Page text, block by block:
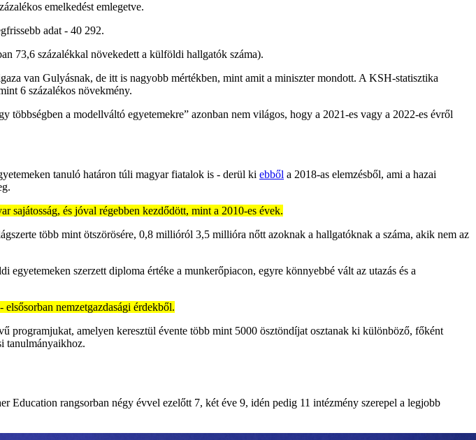
emelkedést emlegetve.
adat - 40 292.
73,6 százalékkal növekedett a külföldi hallgatók száma).
van Gulyásnak, de itt is nagyobb mértékben, mint amit a miniszter mondott. A KSH-statisztika
6 százalékos növekmény.
a modellváltó egyetemekre” azonban nem világos, hogy a 2021-es vagy a 2022-es évről
tanuló határon túli magyar fiatalok is - derül ki ebből a 2018-as elemzésből, ami a hazai
sajátosság, és jóval régebben kezdődött, mint a 2010-es évek.
több mint ötszörösére, 0,8 millióról 3,5 millióra nőtt azoknak a hallgatóknak a száma, akik nem az
szerzett diploma értéke a munkerőpiacon, egyre könnyebbé vált az utazás és a
nemzetgazdasági érdekből.
programjukat, amelyen keresztül évente több mint 5000 ösztöndíjat osztanak ki különböző, főként
tanulmányaikhoz.
rangsorban négy évvel ezelőtt 7, két éve 9, idén pedig 11 intézmény szerepel a legjobb